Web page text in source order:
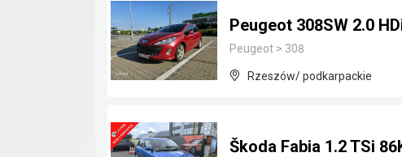
Peugeot 308SW 2.0
Peugeot > 308
Rzeszów/ podkarpackie
Škoda Fabia 1.2 TSi